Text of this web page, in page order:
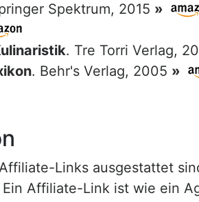
Spektrum, 2015 »
. Tre Torri Verlag,
. Behr's Verlag, 2005 »
Links ausgestattet
Affiliate-Link ist wie ein